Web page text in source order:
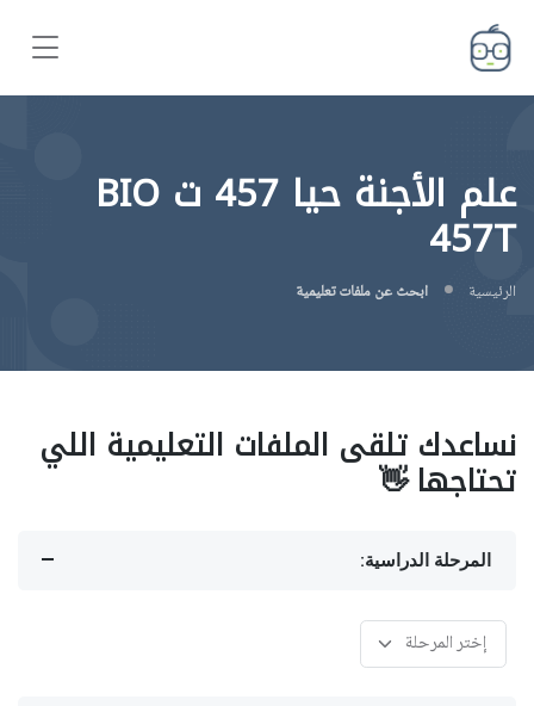
علم الأجنة حيا 457 ت BIO
457T
الرئيسية ابحث عن ملفات تعليمية
نساعدك تلقى الملفات التعليمية اللي
تحتاجها 👋
المرحلة الدراسية: